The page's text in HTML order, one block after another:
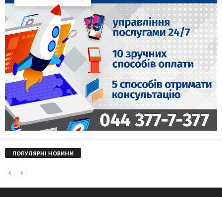
ПОПУЛЯРНІ НОВИНИ